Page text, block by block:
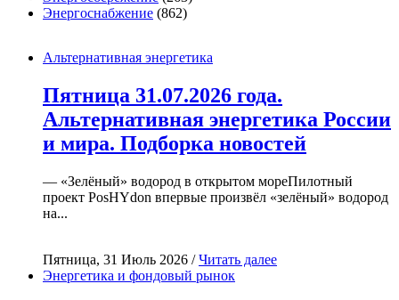
Энергоснабжение (862)
Альтернативная энергетика
Пятница 31.07.2026 года.
Альтернативная энергетика России
и мира. Подборка новостей
— «Зелёный» водород в открытом мореПилотный
проект PosHYdon впервые произвёл «зелёный» водород
на...
Пятница, 31 Июль 2026 /Читать далее
Энергетика и фондовый рынок